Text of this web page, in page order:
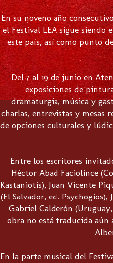
En su noveno año
el Festival LEA sigue siendo
este país, así como punto
Del 7 al 19 de junio en
exposiciones de
dramaturgia, música y
charlas, entrevistas y mesas
de opciones culturales y
Entre los escritores
Héctor Abad Faciolince
Kastaniotis), Juan Vicente
(El Salvador, ed.
Gabriel Calderón
obra no está traducida aún
En la parte musical del